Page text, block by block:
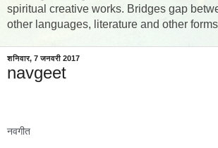
spiritual creative works. Bridges gap
other languages, literature and other
शनिवार, 7 जनवरी 2017
navgeet
नवगीत